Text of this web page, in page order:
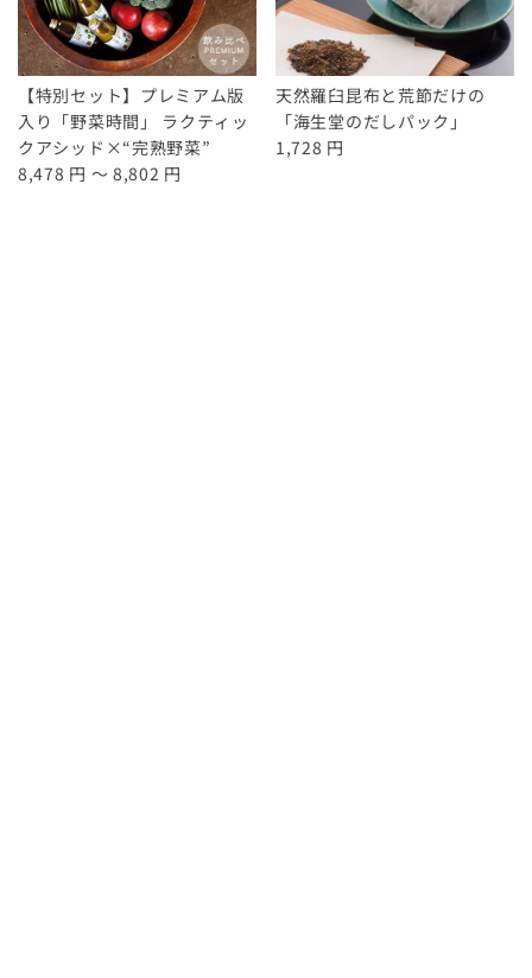
【特別セット】プレミアム版
入り「野菜時間」 ラクティッ
クアシッド×“完熟野菜”
8,478 円 ～ 8,802 円
天然羅臼昆布と荒節だけの
「海生堂のだしパック」
1,728 円